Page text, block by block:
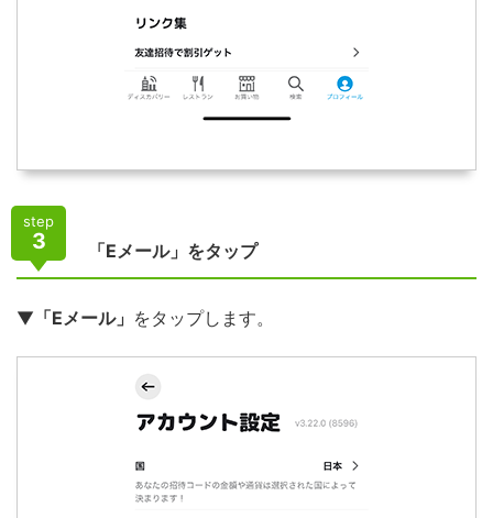
step
3 「Eメール」をタップ
▼ 「Eメール」 をタップします。